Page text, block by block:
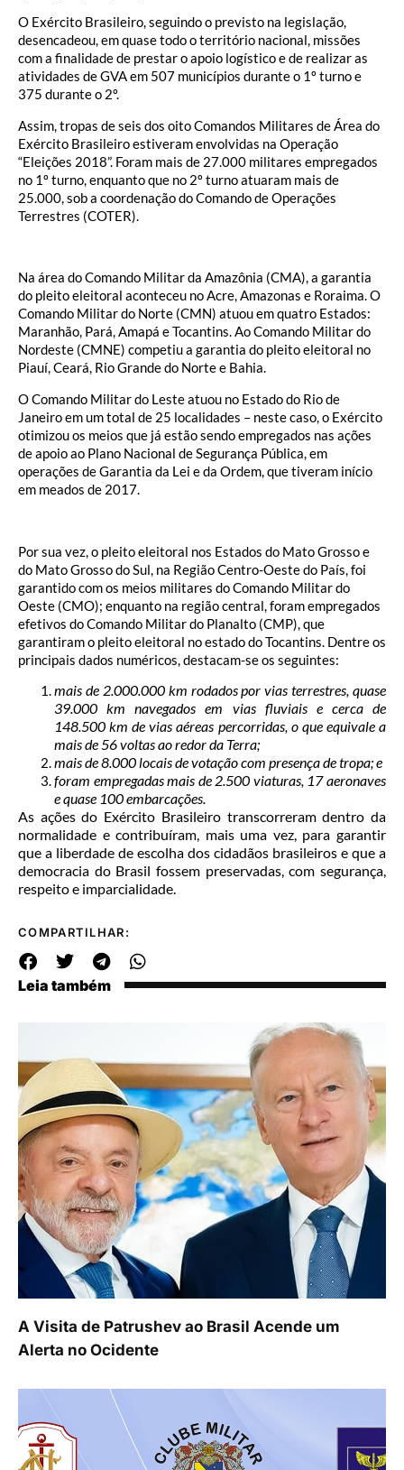
O Exército Brasileiro, seguindo o previsto na legislação,
desencadeou, em quase todo o território nacional, missões
com a finalidade de prestar o apoio logístico e de realizar as
atividades de GVA em 507 municípios durante o 1º turno e
375 durante o 2º.
Assim, tropas de seis dos oito Comandos Militares de Área do
Exército Brasileiro estiveram envolvidas na Operação
“Eleições 2018”. Foram mais de 27.000 militares empregados
no 1º turno, enquanto que no 2º turno atuaram mais de
25.000, sob a coordenação do Comando de Operações
Terrestres (COTER).
Na área do Comando Militar da Amazônia (CMA), a garantia
do pleito eleitoral aconteceu no Acre, Amazonas e Roraima. O
Comando Militar do Norte (CMN) atuou em quatro Estados:
Maranhão, Pará, Amapá e Tocantins. Ao Comando Militar do
Nordeste (CMNE) competiu a garantia do pleito eleitoral no
Piauí, Ceará, Rio Grande do Norte e Bahia.
O Comando Militar do Leste atuou no Estado do Rio de
Janeiro em um total de 25 localidades – neste caso, o Exército
otimizou os meios que já estão sendo empregados nas ações
de apoio ao Plano Nacional de Segurança Pública, em
operações de Garantia da Lei e da Ordem, que tiveram início
em meados de 2017.
Por sua vez, o pleito eleitoral nos Estados do Mato Grosso e
do Mato Grosso do Sul, na Região Centro-Oeste do País, foi
garantido com os meios militares do Comando Militar do
Oeste (CMO); enquanto na região central, foram empregados
efetivos do Comando Militar do Planalto (CMP), que
garantiram o pleito eleitoral no estado do Tocantins. Dentre os
principais dados numéricos, destacam-se os seguintes:
mais de 2.000.000 km rodados por vias terrestres, quase
39.000 km navegados em vias fluviais e cerca de
148.500 km de vias aéreas percorridas, o que equivale a
mais de 56 voltas ao redor da Terra;
mais de 8.000 locais de votação com presença de tropa; e
foram empregadas mais de 2.500 viaturas, 17 aeronaves
e quase 100 embarcações.
As ações do Exército Brasileiro transcorreram dentro da
normalidade e contribuíram, mais uma vez, para garantir
que a liberdade de escolha dos cidadãos brasileiros e que a
democracia do Brasil fossem preservadas, com segurança,
respeito e imparcialidade.
COMPARTILHAR:
Leia também
A Visita de Patrushev ao Brasil Acende um
Alerta no Ocidente